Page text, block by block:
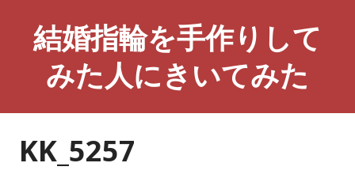
結婚指輪を手作りして
みた人にきいてみた
KK_5257